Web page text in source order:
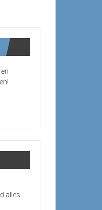
alles